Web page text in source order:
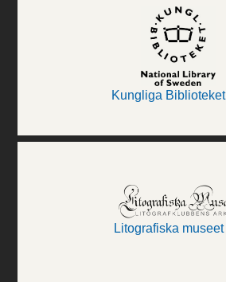
Kungliga Biblioteket
Litografiska museet